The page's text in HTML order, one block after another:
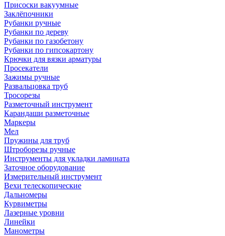
Присоски вакуумные
Заклёпочники
Рубанки ручные
Рубанки по дереву
Рубанки по газобетону
Рубанки по гипсокартону
Крючки для вязки арматуры
Просекатели
Зажимы ручные
Развальцовка труб
Тросорезы
Разметочный инструмент
Карандаши разметочные
Маркеры
Мел
Пружины для труб
Штроборезы ручные
Инструменты для укладки ламината
Заточное оборудование
Измерительный инструмент
Вехи телескопические
Дальномеры
Курвиметры
Лазерные уровни
Линейки
Манометры